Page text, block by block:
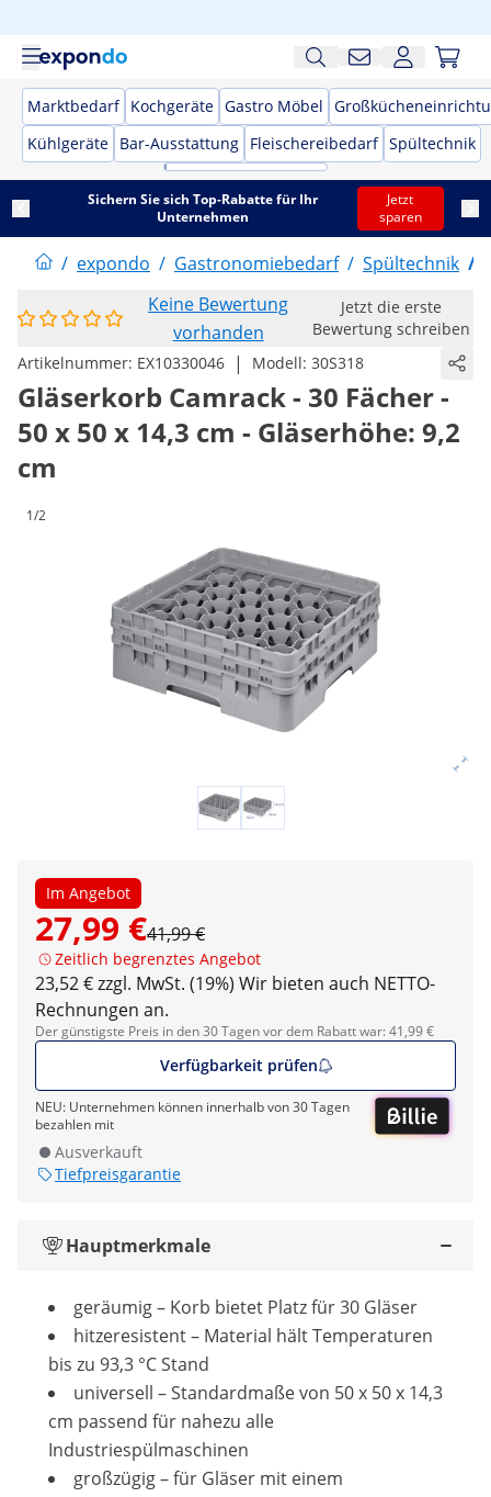
Marktbedarf Kochgeräte Gastro Möbel
Kühlgeräte Bar-Ausstattung Fleischereibedarf Spültechnik
Sichern Sie sich Top-Rabatte für Ihr
Unternehmen
Jetzt
sparen
/ expondo / Gastronomiebedarf / Spültechnik /
Keine Bewertung
vorhanden
Jetzt die erste
Bewertung schreiben
Artikelnummer: EX10330046 | Modell: 30S318
Gläserkorb Camrack - 30 Fächer -
50 x 50 x 14,3 cm - Gläserhöhe: 9,2
cm
1/2
Im Angebot
27,99 €41,99 €
Zeitlich begrenztes Angebot
23,52 € zzgl. MwSt. (19%) Wir bieten auch NETTO-
Rechnungen an.
Der günstigste Preis in den 30 Tagen vor dem Rabatt war: 41,99 €
Verfügbarkeit prüfen
NEU: Unternehmen können innerhalb von 30 Tagen
bezahlen mit
Ausverkauft
Tiefpreisgarantie
Hauptmerkmale
geräumig – Korb bietet Platz für 30 Gläser
hitzeresistent – Material hält Temperaturen
bis zu 93,3 °C Stand
universell – Standardmaße von 50 x 50 x 14,3
cm passend für nahezu alle
Industriespülmaschinen
großzügig – für Gläser mit einem